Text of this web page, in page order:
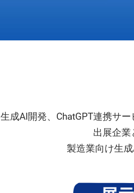
生成AI開発、ChatGPT連携サ
出展企業
製造業向け生